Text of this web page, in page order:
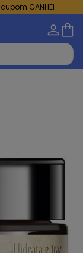
GANHEI